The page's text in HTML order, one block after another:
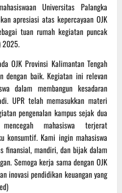
Universitas Palangka
apresiasi atas kepercayaan OJK
tuan rumah kegiatan puncak
2025.
OJK Provinsi Kalimantan Tengah
dengan baik. Kegiatan ini relevan
dalam membangun kesadaran
UPR telah memasukkan materi
pengenalan kampus sejak dua
mahasiswa terjerat
konsumtif. Kami ingin mahasiswa
finansial, mandiri, dan bijak dalam
Semoga kerja sama dengan OJK
inovasi pendidikan keuangan yang